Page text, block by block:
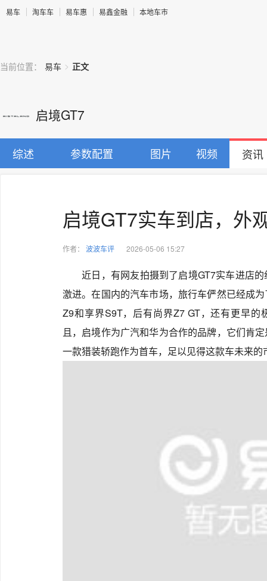
易车 淘车车 易车惠 易鑫金融 本地车市
当前位置： 易车 > 正文
启境GT7
综述 参数配置 图片 视频 资讯
启境GT7实车到店，外
作者： 波波车评 2026-05-06 15:27
近日，有网友拍摄到了启境GT7实车进店
激进。在国内的汽车市场，旅行车俨然已经成
Z9和享界S9T，后有尚界Z7 GT，还有更早
且，启境作为广汽和华为合作的品牌，它们肯
一款猎装轿跑作为首车，足以见得这款车未来